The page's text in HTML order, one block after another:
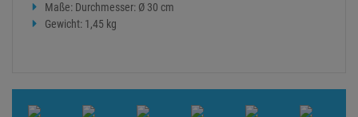
Maße: Durchmesser: Ø 30 cm
Gewicht: 1,45 kg